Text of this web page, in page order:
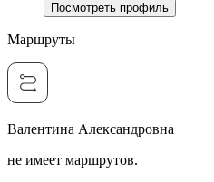
Посмотреть профиль
Маршруты
Валентина Александровна
не имеет маршрутов.